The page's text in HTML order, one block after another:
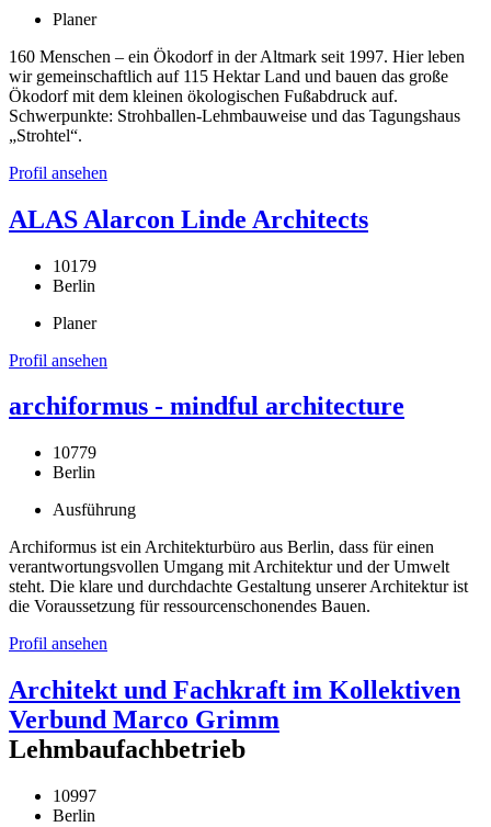
Planer
160 Menschen – ein Ökodorf in der Altmark seit 1997. Hier leben
wir gemeinschaftlich auf 115 Hektar Land und bauen das große
Ökodorf mit dem kleinen ökologischen Fußabdruck auf.
Schwerpunkte: Strohballen-Lehmbauweise und das Tagungshaus
„Strohtel“.
Profil ansehen
ALAS Alarcon Linde Architects
10179
Berlin
Planer
Profil ansehen
archiformus - mindful architecture
10779
Berlin
Ausführung
Archiformus ist ein Architekturbüro aus Berlin, dass für einen
verantwortungsvollen Umgang mit Architektur und der Umwelt
steht. Die klare und durchdachte Gestaltung unserer Architektur ist
die Voraussetzung für ressourcenschonendes Bauen.
Profil ansehen
Architekt und Fachkraft im Kollektiven
Verbund Marco Grimm
Lehmbaufachbetrieb
10997
Berlin